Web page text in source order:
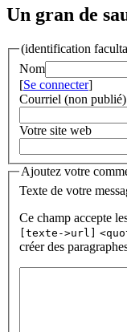
Un gran de
(identification
Nom
[Se connecter]
Courriel (non publié)
Votre site web
Ajoutez votre
Texte de votre
Ce champ accepte
[texte->url]
créer des